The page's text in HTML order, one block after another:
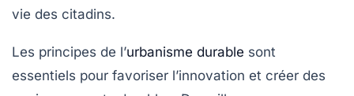
vie des citadins.
Les principes de l’urbanisme durable sont
essentiels pour favoriser l’innovation et créer des